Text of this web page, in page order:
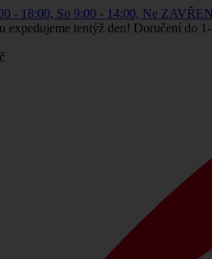
- 18:00, So 9:00 - 14:00, Ne
expedujeme tentýž den! Doručení do